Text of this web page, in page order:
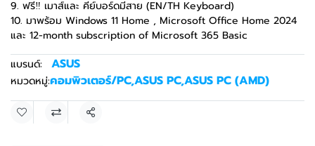
9. ฟรี‼ เมาส์และ คีย์บอร์ดมีสาย (EN/TH Keyboard)
10. มาพร้อม Windows 11 Home , Microsoft Office Home 2024
และ 12-month subscription of Microsoft 365 Basic
แบรนด์:
ASUS
หมวดหมู่:คอมพิวเตอร์/PC,ASUS PC,ASUS PC (AMD)
แชร์